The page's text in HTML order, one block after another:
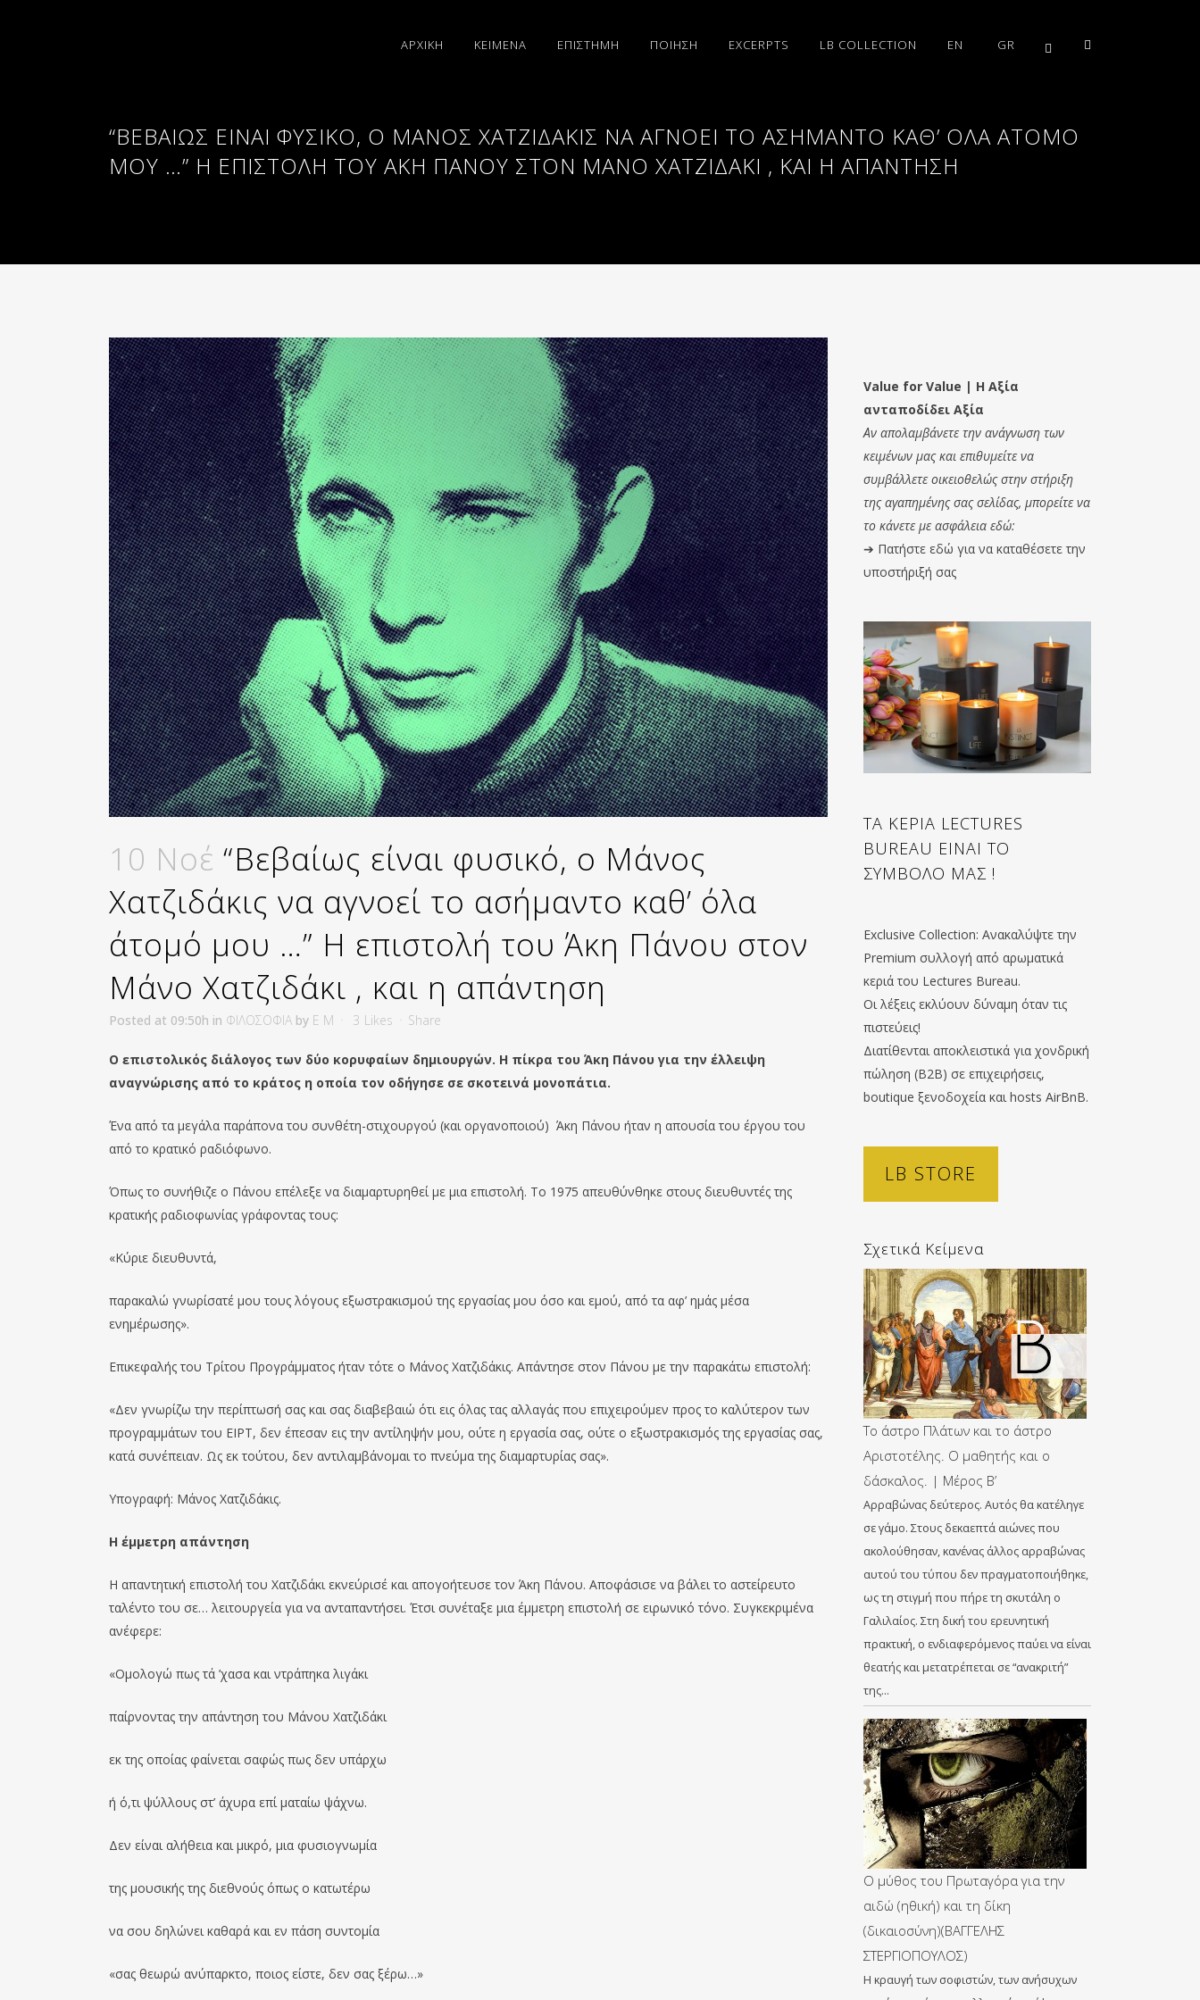
ΑΡΧΙΚΗ ΚΕΙΜΕΝΑ ΕΠΙΣΤΗΜΗ ΠΟΙΗΣΗ EXCERPTS LB COLLECTION EN GR
“ΒΕΒΑΊΩΣ ΕΊΝΑΙ ΦΥΣΙΚΌ, Ο ΜΆΝΟΣ ΧΑΤΖΙΔΆΚΙΣ ΝΑ ΑΓΝΟΕΊ ΤΟ ΑΣΉΜΑΝΤΟ ΚΑΘ’ ΌΛΑ ΆΤΟΜΌ
ΜΟΥ …” Η ΕΠΙΣΤΟΛΉ ΤΟΥ ΆΚΗ ΠΆΝΟΥ ΣΤΟΝ ΜΆΝΟ ΧΑΤΖΙΔΆΚΙ , ΚΑΙ Η ΑΠΆΝΤΗΣΗ
10 Νοέ “Βεβαίως είναι φυσικό, ο Μάνος
Χατζιδάκις να αγνοεί το ασήμαντο καθ’ όλα
άτομό μου …” Η επιστολή του Άκη Πάνου στον
Μάνο Χατζιδάκι , και η απάντηση
Posted at 09:50h in ΦΙΛΟΣΟΦΙΑ by E M 3 Likes Share
Ο επιστολικός διάλογος των δύο κορυφαίων δημιουργών. Η πίκρα του Άκη Πάνου για την έλλειψη
αναγνώρισης από το κράτος η οποία τον οδήγησε σε σκοτεινά μονοπάτια.
Ένα από τα μεγάλα παράπονα του συνθέτη-στιχουργού (και οργανοποιού) Άκη Πάνου ήταν η απουσία του έργου του
από το κρατικό ραδιόφωνο.
Όπως το συνήθιζε ο Πάνου επέλεξε να διαμαρτυρηθεί με μια επιστολή. Το 1975 απευθύνθηκε στους διευθυντές της
κρατικής ραδιοφωνίας γράφοντας τους:
«Κύριε διευθυντά,
παρακαλώ γνωρίσατέ μου τους λόγους εξωστρακισμού της εργασίας μου όσο και εμού, από τα αφ’ ημάς μέσα
ενημέρωσης».
Επικεφαλής του Τρίτου Προγράμματος ήταν τότε ο Μάνος Χατζιδάκις. Απάντησε στον Πάνου με την παρακάτω επιστολή:
«Δεν γνωρίζω την περίπτωσή σας και σας διαβεβαιώ ότι εις όλας τας αλλαγάς που επιχειρούμεν προς το καλύτερον των
προγραμμάτων του ΕΙΡΤ, δεν έπεσαν εις την αντίληψήν μου, ούτε η εργασία σας, ούτε ο εξωστρακισμός της εργασίας σας,
κατά συνέπειαν. Ως εκ τούτου, δεν αντιλαμβάνομαι το πνεύμα της διαμαρτυρίας σας».
Υπογραφή: Μάνος Χατζιδάκις.
Η έμμετρη απάντηση
Η απαντητική επιστολή του Χατζιδάκι εκνεύρισέ και απογοήτευσε τον Άκη Πάνου. Αποφάσισε να βάλει το αστείρευτο
ταλέντο του σε… λειτουργεία για να ανταπαντήσει. Έτσι συνέταξε μια έμμετρη επιστολή σε ειρωνικό τόνο. Συγκεκριμένα
ανέφερε:
«Ομολογώ πως τά ’χασα και ντράπηκα λιγάκι
παίρνοντας την απάντηση του Μάνου Χατζιδάκι
εκ της οποίας φαίνεται σαφώς πως δεν υπάρχω
ή ό,τι ψύλλους στ’ άχυρα επί ματαίω ψάχνω.
Δεν είναι αλήθεια και μικρό, μια φυσιογνωμία
της μουσικής της διεθνούς όπως o κατωτέρω
να σου δηλώνει καθαρά και εν πάση συντομία
«σας θεωρώ ανύπαρκτο, ποιος είστε, δεν σας ξέρω…»
Value for Value | Η Αξία
ανταποδίδει Αξία
Αν απολαμβάνετε την ανάγνωση των
κειμένων μας και επιθυμείτε να
συμβάλλετε οικειοθελώς στην στήριξη
της αγαπημένης σας σελίδας, μπορείτε να
το κάνετε με ασφάλεια εδώ:
➔ Πατήστε εδώ για να καταθέσετε την
υποστήριξή σας
ΤΑ ΚΕΡΙΑ LECTURES
BUREAU ΕΙΝΑΙ ΤΟ
ΣΥΜΒΟΛΟ ΜΑΣ !
Exclusive Collection: Ανακαλύψτε την
Premium συλλογή από αρωματικά
κεριά του Lectures Bureau.
Οι λέξεις εκλύουν δύναμη όταν τις
πιστεύεις!
Διατίθενται αποκλειστικά για χονδρική
πώληση (B2B) σε επιχειρήσεις,
boutique ξενοδοχεία και hosts AirBnB.
LB STORE
Σχετικά Κείμενα
Το άστρο Πλάτων και το άστρο
Αριστοτέλης. Ο μαθητής και ο
δάσκαλος. | Μέρος Β’
Αρραβώνας δεύτερος. Αυτός θα κατέληγε
σε γάμο. Στους δεκαεπτά αιώνες που
ακολούθησαν, κανένας άλλος αρραβώνας
αυτού του τύπου δεν πραγματοποιήθηκε,
ως τη στιγμή που πήρε τη σκυτάλη ο
Γαλιλαίος. Στη δική του ερευνητική
πρακτική, ο ενδιαφερόμενος παύει να είναι
θεατής και μετατρέπεται σε “ανακριτή”
της…
Ο μύθος του Πρωταγόρα για την
αιδώ (ηθική) και τη δίκη
(δικαιοσύνη)(ΒΑΓΓΕΛΗΣ
ΣΤΕΡΓΙΟΠΟΥΛΟΣ)
Η κραυγή των σοφιστών, των ανήσυχων